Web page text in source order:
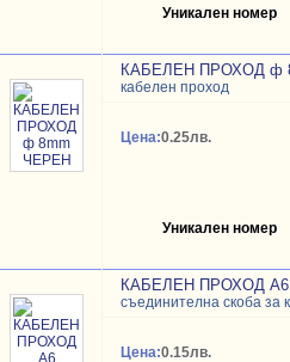
Уникален номер
КАБЕЛЕН ПРОХОД ф
кабелен проход
Цена:0.25лв.
Уникален номер
КАБЕЛЕН ПРОХОД A6
съединителна скоба за
Цена:0.15лв.